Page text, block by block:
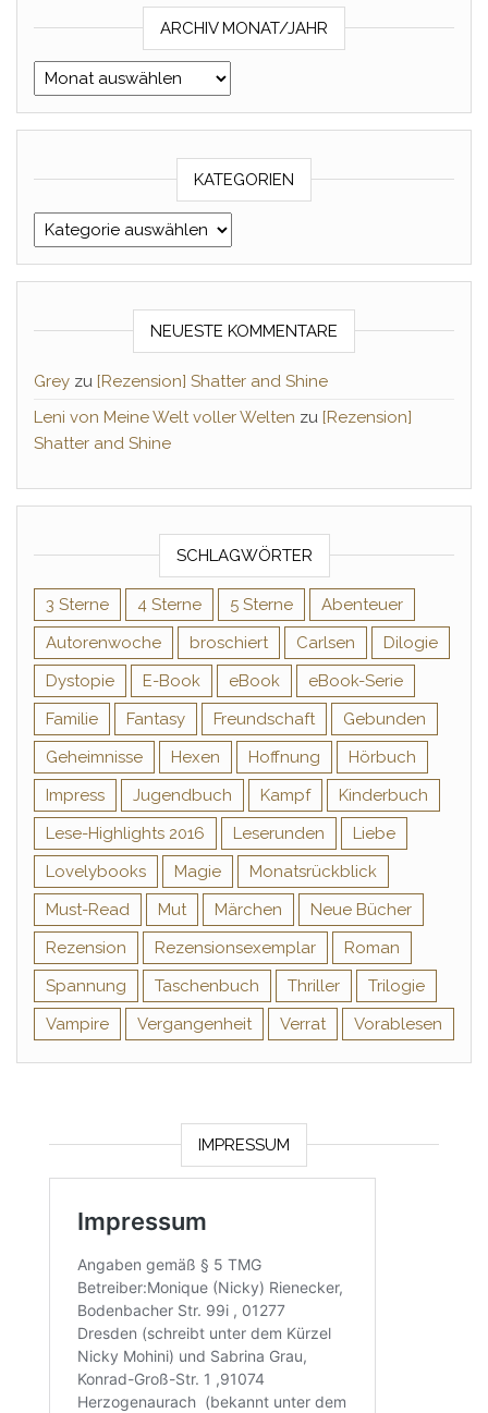
ARCHIV MONAT/JAHR
Archiv Monat/Jahr
KATEGORIEN
Kategorien
NEUESTE KOMMENTARE
Grey zu [Rezension] Shatter and Shine
Leni von Meine Welt voller Welten zu [Rezension]
Shatter and Shine
SCHLAGWÖRTER
3 Sterne 4 Sterne 5 Sterne
Abenteuer
Autorenwoche
broschiert Carlsen
Dilogie
Dystopie
E-Book eBook
eBook-Serie
Familie
Fantasy Freundschaft
Gebunden
Geheimnisse
Hexen Hoffnung
Hörbuch
Impress
Jugendbuch Kampf
Kinderbuch
Lese-Highlights 2016
Leserunden
Liebe
Lovelybooks
Magie
Monatsrückblick
Must-Read
Mut Märchen
Neue Bücher
Rezension
Rezensionsexemplar
Roman
Spannung
Taschenbuch Thriller
Trilogie
Vampire
Vergangenheit Verrat Vorablesen
IMPRESSUM